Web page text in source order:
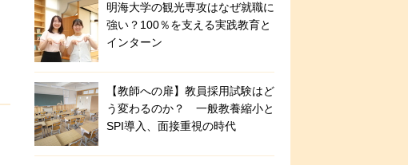
明海大学の観光専攻はなぜ就職に
強い？100％を支える実践教育と
インターン
【教師への扉】教員採用試験はど
う変わるのか？ 一般教養縮小と
SPI導入、面接重視の時代